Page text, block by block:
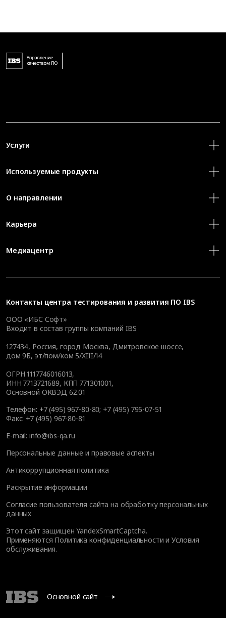
Контакты центра тестирования и развития ПО IBS
ООО «ИБС Софт»
Входит в состав группы компаний IBS
127434, Россия, город Москва, Дмитровское шоссе,
дом 9Б, эт/пом/ком 5/XIII/14
ОГРН 1117746016013,
ИНН 7713721689, КПП 771301001,
Основной ОКВЭД 62.01
Телефон: +7 (495) 967-80-80; +7 (495) 795-07-51
Факс: +7 (495) 967-80-81
E-mail: info@ibs-qa.ru
Персональные данные и правовые аспекты
Антикоррупционная политика
Раскрытие информации
Согласие пользователя сайта на обработку персональных
данных
Этот сайт защищен YandexSmartCaptcha.
Применяются Политика конфиденциальности иУсловия
обслуживания.
Услуги
Используемые продукты
О направлении
Карьера
Медиацентр
Основной сайт